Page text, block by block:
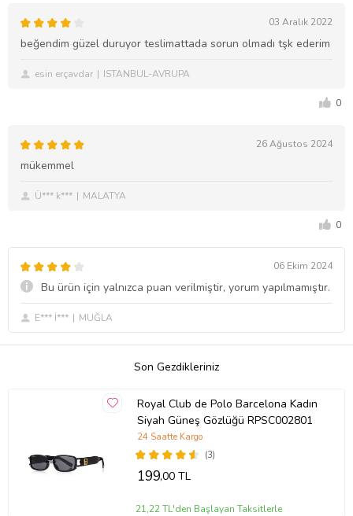
03 Aralık 2022
beğendim güzel duruyor teslimattada sorun olmadı tşk ederim
esin erçavdar ISTANBUL-AVRUPA
0
26 Ağustos 2024
mükemmel
Ü*** k*** MALATYA
0
06 Ekim 2024
Bu ürün için yalnızca puan verilmiştir, yorum yapılmamıştır.
E*** İ*** MUĞLA
Son Gezdikleriniz
Royal Club de Polo Barcelona Kadın
Siyah Güneş Gözlüğü RPSC002801
(3)
24 Saatte Kargo
199,00 TL
21,22 TL'den Başlayan Taksitlerle